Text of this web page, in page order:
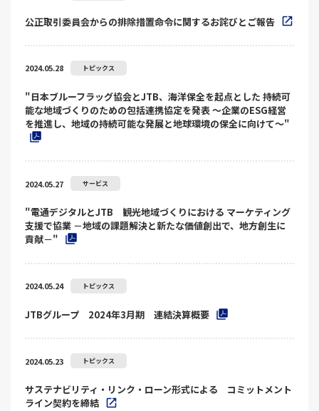
公正取引委員会からの排除措置命令に関するお詫びとご報告
2024.05.28 トピックス
"日本ブルーフラッグ協会とJTB、海洋保全を起点とした 持続可
能な地域づくりのための包括連携協定を発表 ～企業のESG経営
を推進し、地域の持続可能な発展と地球環境の保全に向けて～"
2024.05.27 サービス
"電通デジタルとJTB 観光地域づくりにおける マーケティング
支援で協業 －地域の課題解決と新たな価値創出で、地方創生に
貢献－"
2024.05.24 トピックス
JTBグループ 2024年3月期 連結決算概要
2024.05.23 トピックス
サステナビリティ・リンク・ローン形式による コミットメント
ライン契約を締結